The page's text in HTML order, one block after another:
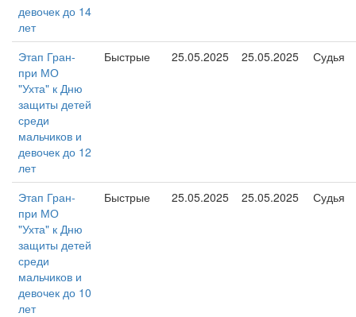
девочек до 14
лет
Этап Гран-
при МО
"Ухта" к Дню
защиты детей
среди
мальчиков и
девочек до 12
лет
Быстрые 25.05.2025 25.05.2025 Судья
Этап Гран-
при МО
"Ухта" к Дню
защиты детей
среди
мальчиков и
девочек до 10
лет
Быстрые 25.05.2025 25.05.2025 Судья